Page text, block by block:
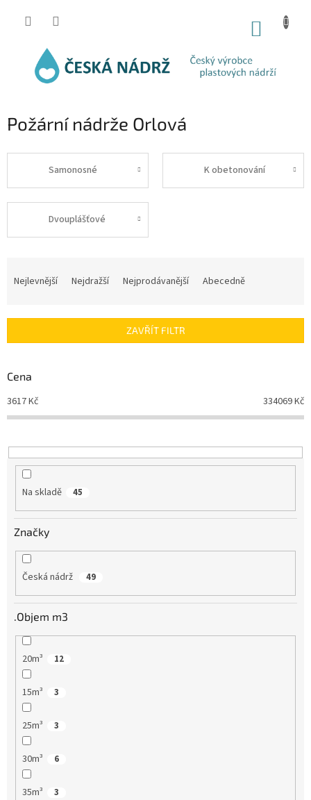
Požární nádrže Orlová
Samonosné K obetonování
Dvouplášťové
í
r
o
d
u
t
ů
Nejlevnější Nejdražší Nejprodávanější Abecedně
ZAVŘÍT FILTR
Cena
3617Kč 334069Kč
Na skladě 45
Značky
Česká nádrž 49
.Objem m3
20m³ 12
15m³ 3
25m³ 3
30m³ 6
35m³ 3